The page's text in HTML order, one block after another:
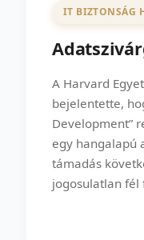
IT BIZTONSÁG
A Harvard
bejelentette,
Development”
egy hangalapú
támadás
jogosulatlan fél